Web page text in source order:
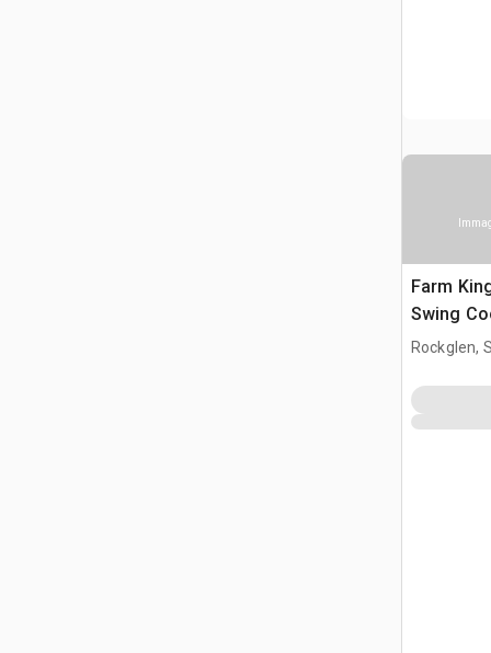
Farm
Swing
Rockglen,